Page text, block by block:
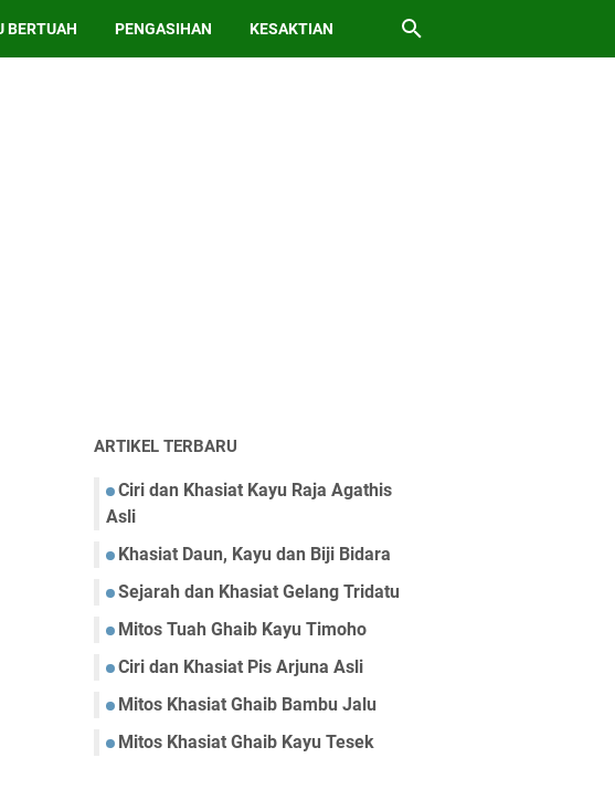
BERTUAH PENGASIHAN KESAKTIAN
ARTIKEL TERBARU
Ciri dan Khasiat Kayu Raja Agathis
Asli
Khasiat Daun, Kayu dan Biji Bidara
Sejarah dan Khasiat Gelang Tridatu
Mitos Tuah Ghaib Kayu Timoho
Ciri dan Khasiat Pis Arjuna Asli
Mitos Khasiat Ghaib Bambu Jalu
Mitos Khasiat Ghaib Kayu Tesek